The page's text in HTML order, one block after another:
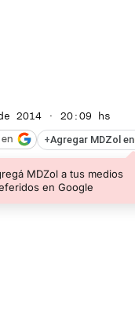
2014 · 20:09 hs
+Agregar MDZol en
MDZol a tus medios
en Google